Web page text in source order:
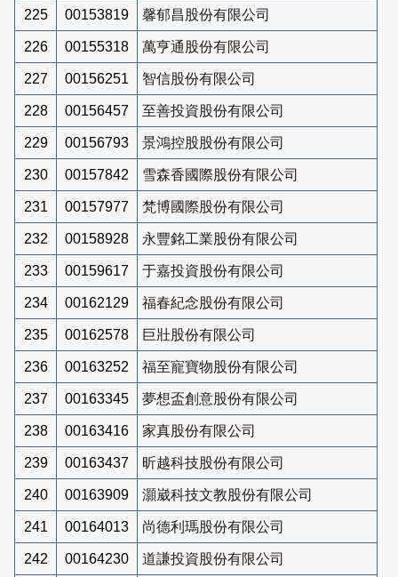
225 00153819 馨郁昌股份有限公司
226 00155318 萬亨通股份有限公司
227 00156251 智信股份有限公司
228 00156457 至善投資股份有限公司
229 00156793 景鴻控股股份有限公司
230 00157842 雪森香國際股份有限公司
231 00157977 梵博國際股份有限公司
232 00158928 永豐銘工業股份有限公司
233 00159617 于嘉投資股份有限公司
234 00162129 福春紀念股份有限公司
235 00162578 巨壯股份有限公司
236 00163252 福至寵寶物股份有限公司
237 00163345 夢想盃創意股份有限公司
238 00163416 家真股份有限公司
239 00163437 昕越科技股份有限公司
240 00163909 灝崴科技文教股份有限公司
241 00164013 尚德利瑪股份有限公司
242 00164230 道謙投資股份有限公司